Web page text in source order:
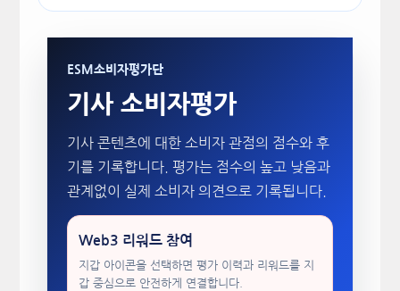
ESM소비자평가단
기사 소비자평가
기사 콘텐츠에 대한 소비자 관점의 점수와 후
기를 기록합니다. 평가는 점수의 높고 낮음과
관계없이 실제 소비자 의견으로 기록됩니다.
Web3 리워드 참여
지갑 아이콘을 선택하면 평가 이력과 리워드를 지
갑 중심으로 안전하게 연결합니다.